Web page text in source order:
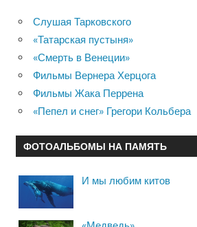
Слушая Тарковского
«Татарская пустыня»
«Смерть в Венеции»
Фильмы Вернера Херцога
Фильмы Жака Перрена
«Пепел и снег» Грегори Кольбера
ФОТОАЛЬБОМЫ НА ПАМЯТЬ
И мы любим китов